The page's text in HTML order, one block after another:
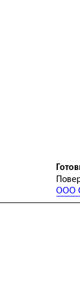
ООО